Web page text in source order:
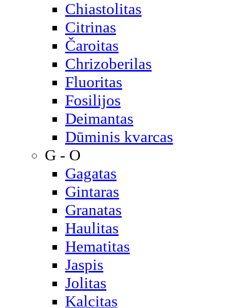
Chiastolitas
Citrinas
Čaroitas
Chrizoberilas
Fluoritas
Fosilijos
Deimantas
Dūminis kvarcas
G - O
Gagatas
Gintaras
Granatas
Haulitas
Hematitas
Jaspis
Jolitas
Kalcitas